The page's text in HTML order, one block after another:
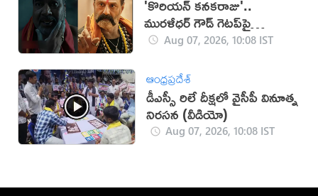
'కొరియన్ కనకరాజు'..
మురళీధర్ గౌడ్ గెటప్‌పై
విమర్శలు!
Aug 07, 2026, 10:08 IST
ఆంధ్రప్రదేశ్
డీఎస్సీ రిలే దీక్ష‌లో వైసీపీ వినూత్న
నిర‌స‌న‌ (వీడియో)
Aug 07, 2026, 10:08 IST